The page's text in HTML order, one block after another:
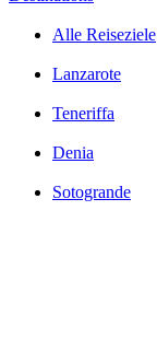
Alle Reiseziele
Lanzarote
Teneriffa
Denia
Sotogrande